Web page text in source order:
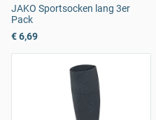
JAKO Sportsocken lang 3er
Pack
€ 6,69